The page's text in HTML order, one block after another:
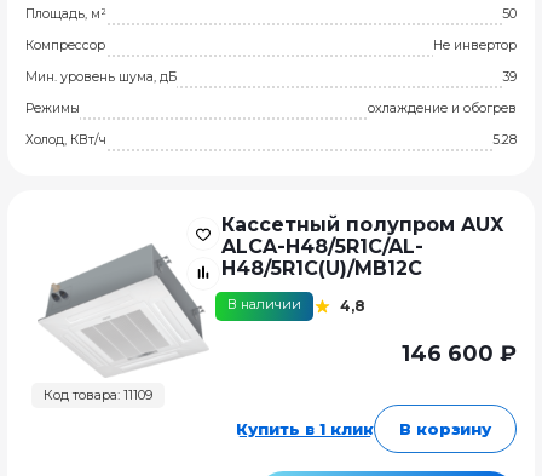
Площадь, м²
50
Компрессор
Не инвертор
Мин. уровень шума, дБ
39
Режимы
охлаждение и обогрев
Холод, КВт/ч
5.28
Код товара: 11109
Кассетный полупром AUX
ALCA-H48/5R1C/AL-
H48/5R1C(U)/MB12C
В наличии 4,8
146 600 ₽
Купить в 1 клик В корзину